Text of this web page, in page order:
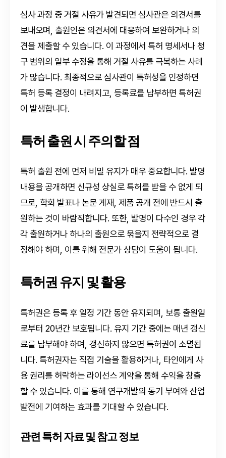
심사 과정 중 거절 사유가 발견되면 심사관은 의견서를
보내오며, 출원인은 의견서에 대응하여 보완하거나 의
견을 제출할 수 있습니다. 이 과정에서 특허 명세서나 청
구 범위의 일부 수정을 통해 거절 사유를 극복하는 사례
가 많습니다. 최종적으로 심사관이 특허성을 인정하면
특허 등록 결정이 내려지고, 등록료를 납부하면 특허권
이 발생합니다.
특허 출원 시 주의할 점
특허 출원 전에 먼저 비밀 유지가 매우 중요합니다. 발명
내용을 공개하면 신규성 상실로 특허를 받을 수 없게 되
므로, 학회 발표나 논문 게재, 제품 공개 전에 반드시 출
원하는 것이 바람직합니다. 또한, 발명이 다수인 경우 각
각 출원하거나 하나의 출원으로 묶을지 전략적으로 결
정해야 하며, 이를 위해 전문가 상담이 도움이 됩니다.
특허권 유지 및 활용
특허권은 등록 후 일정 기간 동안 유지되며, 보통 출원일
로부터 20년간 보호됩니다. 유지 기간 중에는 매년 갱신
료를 납부해야 하며, 갱신하지 않으면 특허권이 소멸됩
니다. 특허권자는 직접 기술을 활용하거나, 타인에게 사
용 권리를 허락하는 라이선스 계약을 통해 수익을 창출
할 수 있습니다. 이를 통해 연구개발의 동기 부여와 산업
발전에 기여하는 효과를 기대할 수 있습니다.
관련 특허 자료 및 참고 정보